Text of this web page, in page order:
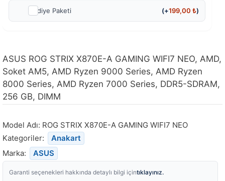
Hediye Paketi (+199,00₺)
ASUS ROG STRIX X870E-A GAMING WIFI7 NEO, AMD,
Soket AM5, AMD Ryzen 9000 Series, AMD Ryzen
8000 Series, AMD Ryzen 7000 Series, DDR5-SDRAM,
256 GB, DIMM
Model Adı: ROG STRIX X870E-A GAMING WIFI7 NEO
Kategoriler:
Anakart
Marka:
ASUS
Garanti seçenekleri hakkında detaylı bilgi içintıklayınız.